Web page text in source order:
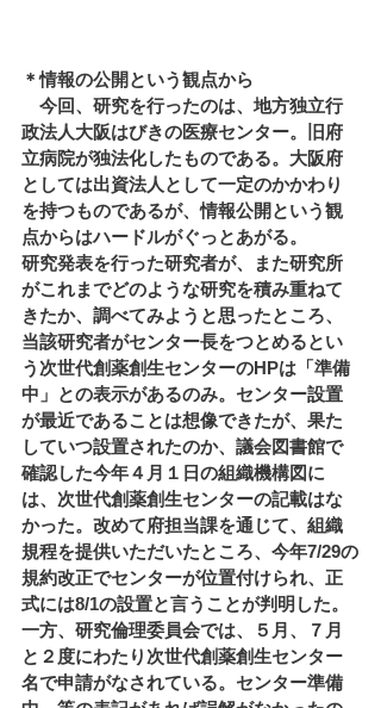
＊情報の公開という観点から
今回、研究を行ったのは、地方独立行
政法人大阪はびきの医療センター。旧府
立病院が独法化したものである。大阪府
としては出資法人として一定のかかわり
を持つものであるが、情報公開という観
点からはハードルがぐっとあがる。
研究発表を行った研究者が、また研究所
がこれまでどのような研究を積み重ねて
きたか、調べてみようと思ったところ、
当該研究者がセンター長をつとめるとい
う次世代創薬創生センターのHPは「準備
中」との表示があるのみ。センター設置
が最近であることは想像できたが、果た
していつ設置されたのか、議会図書館で
確認した今年４月１日の組織機構図に
は、次世代創薬創生センターの記載はな
かった。改めて府担当課を通じて、組織
規程を提供いただいたところ、今年7/29の
規約改正でセンターが位置付けられ、正
式には8/1の設置と言うことが判明した。
一方、研究倫理委員会では、５月、７月
と２度にわたり次世代創薬創生センター
名で申請がなされている。センター準備